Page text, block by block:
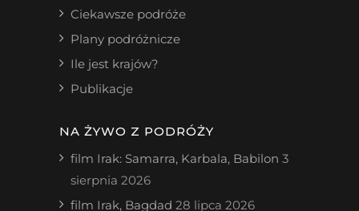
Ciekawsze podróże
Plany podróżnicze
Ile jest krajów?
Publikacje
NA ŻYWO Z PODRÓŻY
film Irak: Samarra, Karbala, Babilon 3
sierpnia 2026
film Irak, Bagdad 28 lipca 2026